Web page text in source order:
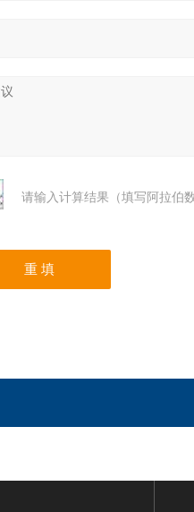
请输入计算结果（填写阿拉伯